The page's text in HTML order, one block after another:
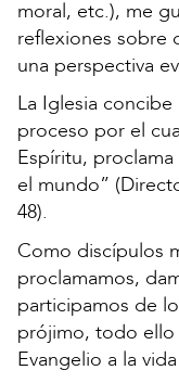
moral, etc.), me
reflexiones sobre
una perspectiva
La Iglesia
proceso por el
Espíritu,
el mundo”
48).
Como discípulos
proclamamos,
participamos de
prójimo, todo ello
Evangelio a la